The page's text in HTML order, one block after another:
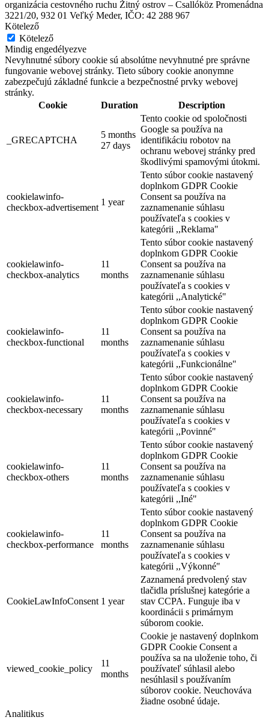
Katonai múzeum
Gyerekprogramok
organizácia cestovného ruchu Žitný ostrov – Csallóköz Promenádna
3221/20, 932 01 Veľký Meder, IČO: 42 288 967
Kötelező
Kötelező
Mindig engedélyezve
Nevyhnutné súbory cookie sú absolútne nevyhnutné pre správne
fungovanie webovej stránky. Tieto súbory cookie anonymne
zabezpečujú základné funkcie a bezpečnostné prvky webovej
stránky.
Cookie
Duration Description
_GRECAPTCHA
5 months
27 days
Tento cookie od spoločnosti
Google sa používa na
identifikáciu robotov na
ochranu webovej stránky pred
škodlivými spamovými útokmi.
cookielawinfo-
checkbox-advertisement
1 year
Tento súbor cookie nastavený
doplnkom GDPR Cookie
Consent sa používa na
zaznamenanie súhlasu
používateľa s cookies v
kategórii ,,Reklama"
cookielawinfo-
checkbox-analytics
11
months
Tento súbor cookie nastavený
doplnkom GDPR Cookie
Consent sa používa na
zaznamenanie súhlasu
používateľa s cookies v
kategórii ,,Analytické"
cookielawinfo-
checkbox-functional
11
months
Tento súbor cookie nastavený
doplnkom GDPR Cookie
Consent sa používa na
zaznamenanie súhlasu
používateľa s cookies v
kategórii ,,Funkcionálne"
cookielawinfo-
checkbox-necessary
11
months
Tento súbor cookie nastavený
doplnkom GDPR Cookie
Consent sa používa na
zaznamenanie súhlasu
používateľa s cookies v
kategórii ,,Povinné"
cookielawinfo-
checkbox-others
11
months
Tento súbor cookie nastavený
doplnkom GDPR Cookie
Consent sa používa na
zaznamenanie súhlasu
používateľa s cookies v
kategórii ,,Iné"
cookielawinfo-
checkbox-performance
11
months
Tento súbor cookie nastavený
doplnkom GDPR Cookie
Consent sa používa na
zaznamenanie súhlasu
používateľa s cookies v
kategórii ,,Výkonné"
CookieLawInfoConsent 1 year
Zaznamená predvolený stav
tlačidla príslušnej kategórie a
stav CCPA. Funguje iba v
koordinácii s primárnym
súborom cookie.
viewed_cookie_policy
11
months
Cookie je nastavený doplnkom
GDPR Cookie Consent a
používa sa na uloženie toho, či
používateľ súhlasil alebo
nesúhlasil s používaním
súborov cookie. Neuchováva
žiadne osobné údaje.
Analitikus